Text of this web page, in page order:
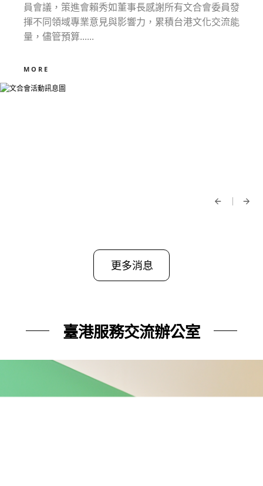
員會議，策進會賴秀如董事長感謝所有文合會委員發
揮不同領域專業意見與影響力，累積台港文化交流能
量，儘管預算......
MORE
更多消息
臺港服務交流辦公室